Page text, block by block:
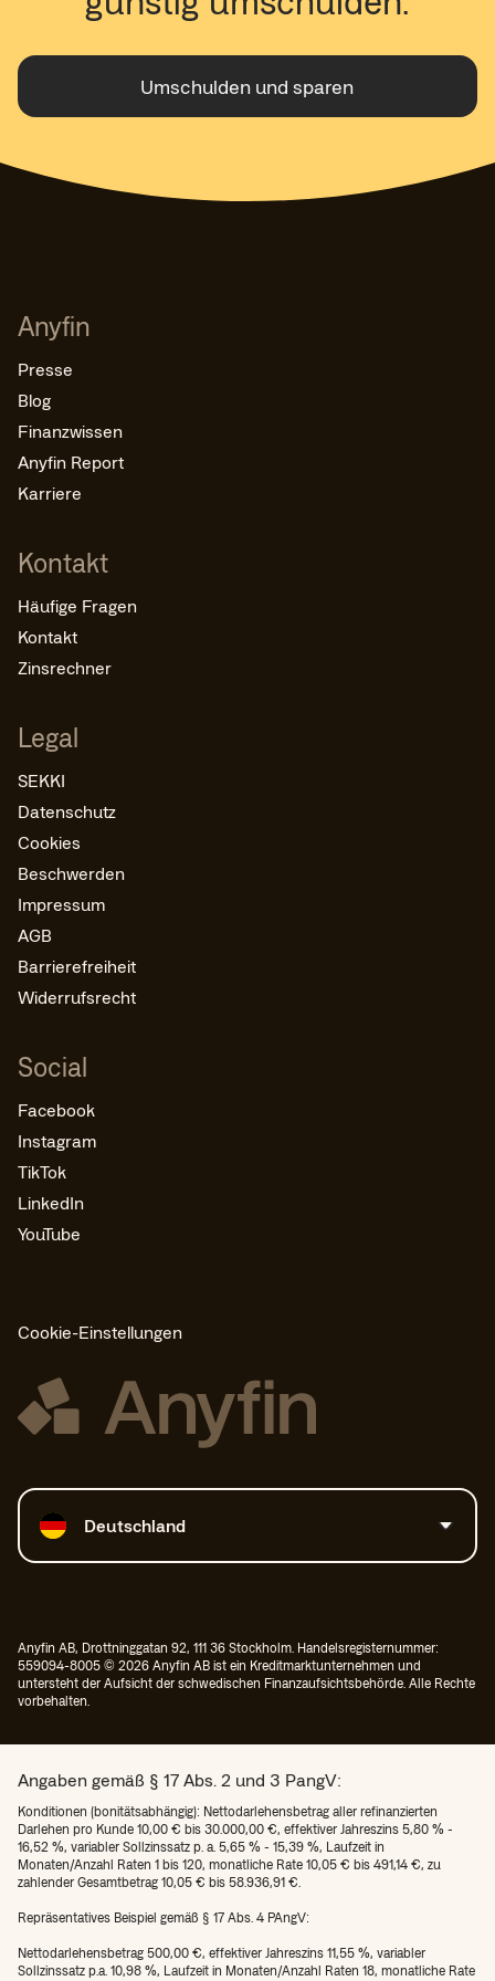
Umschulden und sparen
Anyfin
Presse
Blog
Finanzwissen
Anyfin Report
Karriere
Kontakt
Häufige Fragen
Kontakt
Zinsrechner
Legal
SEKKI
Datenschutz
Cookies
Beschwerden
Impressum
AGB
Barrierefreiheit
Widerrufsrecht
Social
Facebook
Instagram
TikTok
LinkedIn
YouTube
Cookie-Einstellungen
Land auswählen
Deutschland
Anyfin AB, Drottninggatan 92, 111 36 Stockholm. Handelsregisternummer:
559094-8005 © 2026 Anyfin AB ist ein Kreditmarktunternehmen und
untersteht der Aufsicht der schwedischen Finanzaufsichtsbehörde. Alle Rechte
vorbehalten.
Angaben gemäß § 17 Abs. 2 und 3 PangV:
Konditionen (bonitätsabhängig): Nettodarlehensbetrag aller refinanzierten
Darlehen pro Kunde 10,00 € bis 30.000,00 €, effektiver Jahreszins 5,80 % -
16,52 %, variabler Sollzinssatz p. a. 5,65 % - 15,39 %, Laufzeit in
Monaten/Anzahl Raten 1 bis 120, monatliche Rate 10,05 € bis 491,14 €, zu
zahlender Gesamtbetrag 10,05 € bis 58.936,91 €.
Repräsentatives Beispiel gemäß § 17 Abs. 4 PAngV:
Nettodarlehensbetrag 500,00 €, effektiver Jahreszins 11,55 %, variabler
Sollzinssatz p.a. 10,98 %, Laufzeit in Monaten/Anzahl Raten 18, monatliche Rate